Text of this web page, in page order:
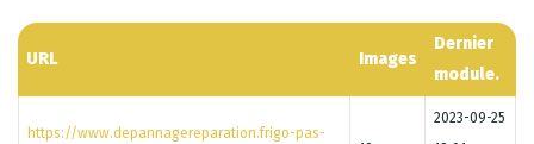
URL Images
Dernier
module.
https://www.depannagereparation.frigo-pas-
2023-09-25